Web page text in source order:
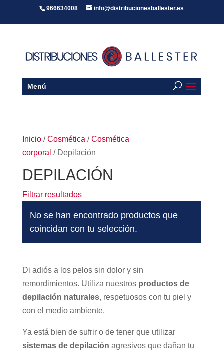
966634008 info@distribucionesballester.es
Menú
Inicio/Cosmética /Cosmética
corporal / Depilación
DEPILACIÓN
Filtrar resultados
No se han encontrado productos que
coincidan con tu selección.
Di adiós a los pelos sin dolor y sin
remordimientos. Utiliza nuestros productos de
depilación naturales, respetuosos con tu piel y
con el medio ambiente.
Ya está bien de sufrir o de tener que utilizar
sistemas de depilación agresivos que dañan tu